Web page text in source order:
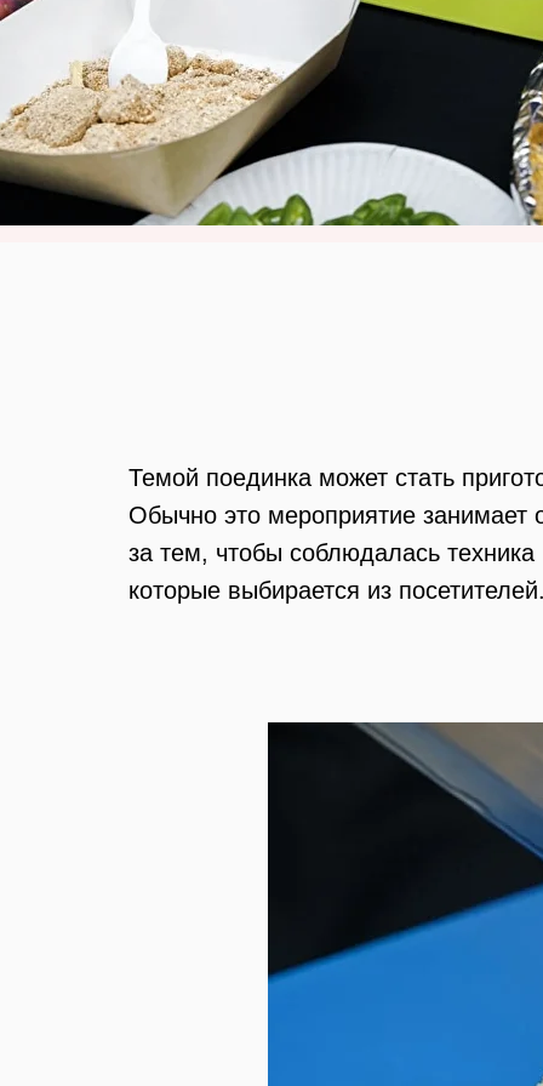
Темой поединка может стать
Обычно это мероприятие занимает
за тем, чтобы соблюдалась
которые выбирается из